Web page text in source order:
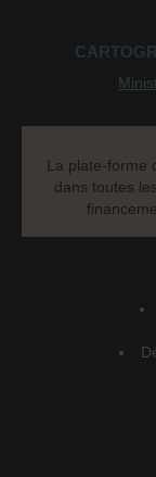
La plate-forme
dans toutes